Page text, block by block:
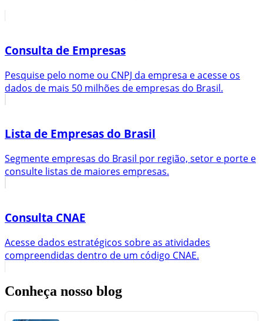
Consulta de Empresas
Pesquise pelo nome ou CNPJ da empresa e acesse os
dados de mais 50 milhões de empresas do Brasil.
Lista de Empresas do Brasil
Segmente empresas do Brasil por região, setor e porte e
consulte listas de maiores empresas.
Consulta CNAE
Acesse dados estratégicos sobre as atividades
compreendidas dentro de um código CNAE.
Conheça nosso blog